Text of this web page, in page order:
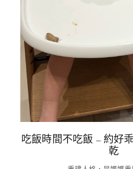
吃飯時間不吃飯 – 約好
乾